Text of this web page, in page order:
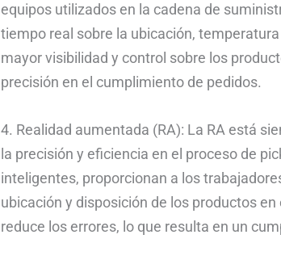
equipos utilizados en la cadena de
tiempo real sobre la ubicación,
mayor visibilidad y control sobre los
precisión en el cumplimiento de pedidos.
4. Realidad aumentada (RA): La RA está
la precisión y eficiencia en el proceso de
inteligentes, proporcionan a los
ubicación y disposición de los productos
reduce los errores, lo que resulta en un